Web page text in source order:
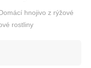
hnojivo z rýžové
rostliny